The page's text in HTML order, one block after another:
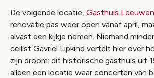
De volgende locatie, Gasthuis
renovatie pas weer open vanaf april,
alvast een kijkje nemen. Niemand
cellist Gavriel Lipkind vertelt hier over
zijn droom: dit historische gasthuis uit
alleen een locatie waar concerten van